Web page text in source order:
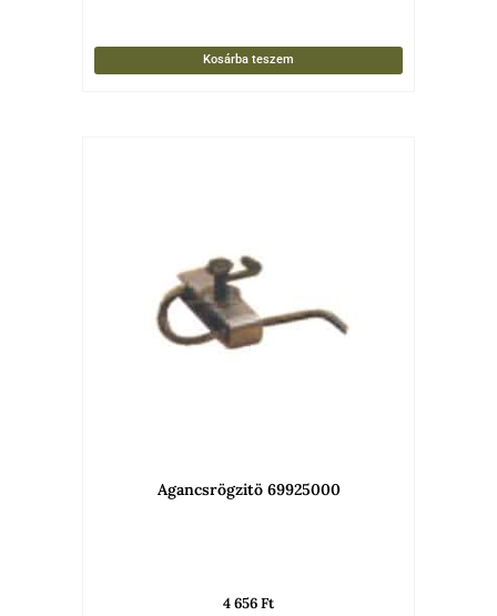
Kosárba teszem
Agancsrögzitö 69925000
4 656Ft